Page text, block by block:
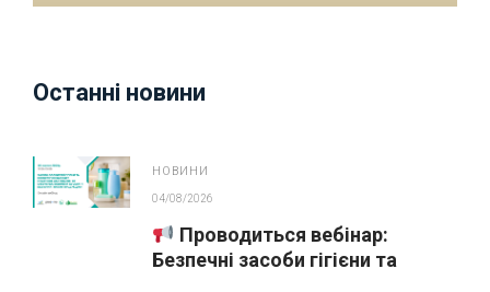
Останні новини
НОВИНИ
04/08/2026
Проводиться вебінар:
Безпечні засоби гігієни та